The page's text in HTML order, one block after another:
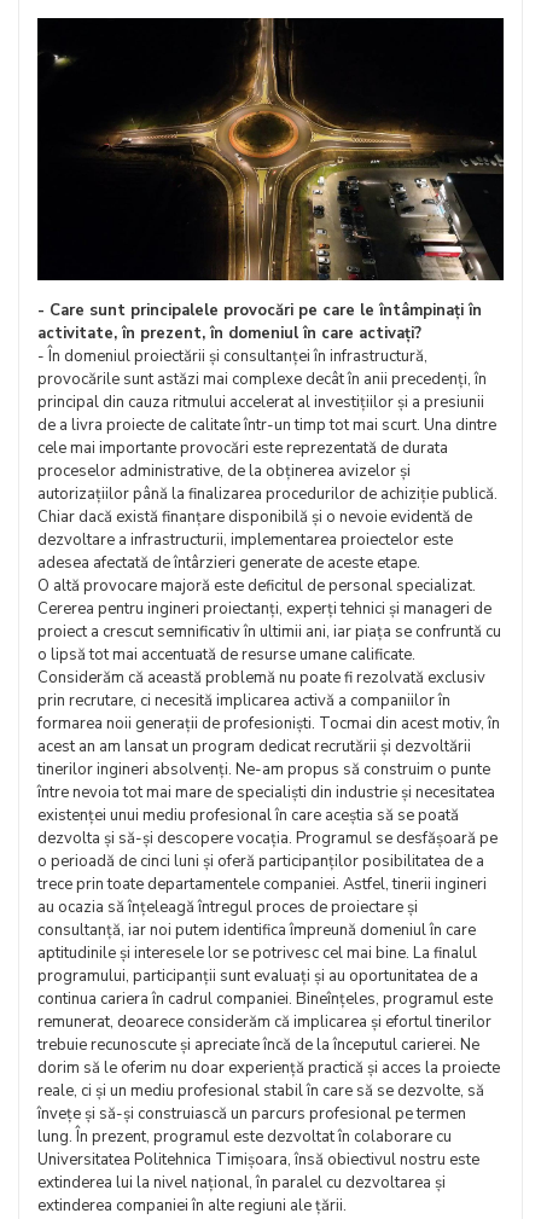
- Care sunt principalele provocări pe care le întâmpinați în
activitate, în prezent, în domeniul în care activați?
- În domeniul proiectării și consultanței în infrastructură,
provocările sunt astăzi mai complexe decât în anii precedenți, în
principal din cauza ritmului accelerat al investițiilor și a presiunii
de a livra proiecte de calitate într-un timp tot mai scurt. Una dintre
cele mai importante provocări este reprezentată de durata
proceselor administrative, de la obținerea avizelor și
autorizațiilor până la finalizarea procedurilor de achiziție publică.
Chiar dacă există finanțare disponibilă și o nevoie evidentă de
dezvoltare a infrastructurii, implementarea proiectelor este
adesea afectată de întârzieri generate de aceste etape.
O altă provocare majoră este deficitul de personal specializat.
Cererea pentru ingineri proiectanți, experți tehnici și manageri de
proiect a crescut semnificativ în ultimii ani, iar piața se confruntă cu
o lipsă tot mai accentuată de resurse umane calificate.
Considerăm că această problemă nu poate fi rezolvată exclusiv
prin recrutare, ci necesită implicarea activă a companiilor în
formarea noii generații de profesioniști. Tocmai din acest motiv, în
acest an am lansat un program dedicat recrutării și dezvoltării
tinerilor ingineri absolvenți. Ne-am propus să construim o punte
între nevoia tot mai mare de specialiști din industrie și necesitatea
existenței unui mediu profesional în care aceștia să se poată
dezvolta și să-și descopere vocația. Programul se desfășoară pe
o perioadă de cinci luni și oferă participanților posibilitatea de a
trece prin toate departamentele companiei. Astfel, tinerii ingineri
au ocazia să înțeleagă întregul proces de proiectare și
consultanță, iar noi putem identifica împreună domeniul în care
aptitudinile și interesele lor se potrivesc cel mai bine. La finalul
programului, participanții sunt evaluați și au oportunitatea de a
continua cariera în cadrul companiei. Bineînțeles, programul este
remunerat, deoarece considerăm că implicarea și efortul tinerilor
trebuie recunoscute și apreciate încă de la începutul carierei. Ne
dorim să le oferim nu doar experiență practică și acces la proiecte
reale, ci și un mediu profesional stabil în care să se dezvolte, să
învețe și să-și construiască un parcurs profesional pe termen
lung. În prezent, programul este dezvoltat în colaborare cu
Universitatea Politehnica Timișoara, însă obiectivul nostru este
extinderea lui la nivel național, în paralel cu dezvoltarea și
extinderea companiei în alte regiuni ale țării.